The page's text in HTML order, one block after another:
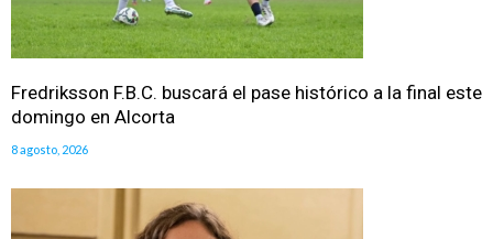
Fredriksson F.B.C. buscará el pase histórico a la final este
domingo en Alcorta
8 agosto, 2026